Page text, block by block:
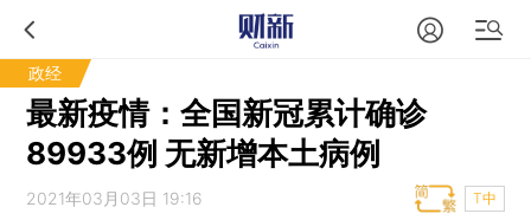
政经
最新疫情：全国新冠累计确诊
89933例 无新增本土病例
2021年03月03日 19:16 T中